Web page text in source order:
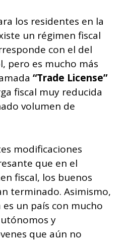
los residentes en la
un régimen fiscal
con el del
pero es mucho más
“Trade License”
fiscal muy reducida
volumen de
modificaciones
que en el
fiscal, los buenos
terminado. Asimismo,
es un país con mucho
y
que aún no